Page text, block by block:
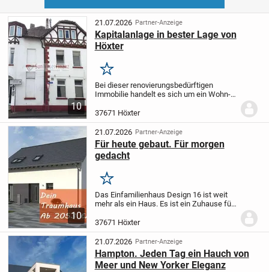
10
21.07.2026 Partner-Anzeige
Kapitalanlage in bester Lage von
Höxter
Merken
Bei dieser renovierungsbedürftigen
Immobilie handelt es sich um ein Wohn-
Höxter. Das Haus ist vier-geschossig, das
Dachgeschoss ist voll ausgebaut.Im EG
des...
37671 Höxter
10
21.07.2026 Partner-Anzeige
Für heute gebaut. Für morgen
gedacht
Merken
Das Einfamilienhaus Design 16 ist weit
mehr als ein Haus. Es ist ein Zuhause für
ein harmonisches Wohngefühl
schätzen.Schon beim Betreten spüren Sie
die...
37671 Höxter
21.07.2026 Partner-Anzeige
Hampton. Jeden Tag ein Hauch von
Meer und New Yorker Eleganz